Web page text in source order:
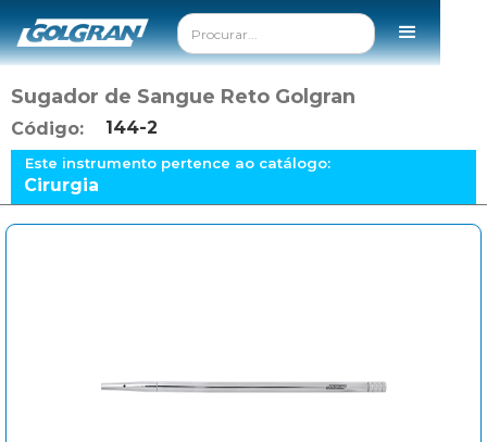
Sugador de Sangue Reto Golgran
Código: 144-2
Este instrumento pertence ao catálogo:
Cirurgia